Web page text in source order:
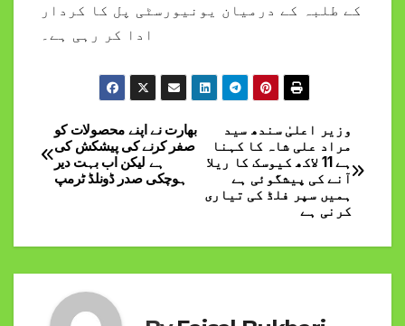
کے طلبہ کے درمیان یونیورسٹی پل کا کردار
ادا کر رہی ہے۔
Post
navigation
وزیر اعلیٰ سندھ سید
مراد علی شاہ کا کہنا
ہے 11 لاکھ کیوسک کا ریلا
آنے کی پیشگوئی ہے
ہمیں سپر فلڈ کی تیاری
کرنی ہے
بھارت نے اپنے محصولات کو
صفر کرنے کی پیشکش کی
ہے لیکن اب بہت دیر
ہوچکی صدر ڈونلڈ ٹرمپ